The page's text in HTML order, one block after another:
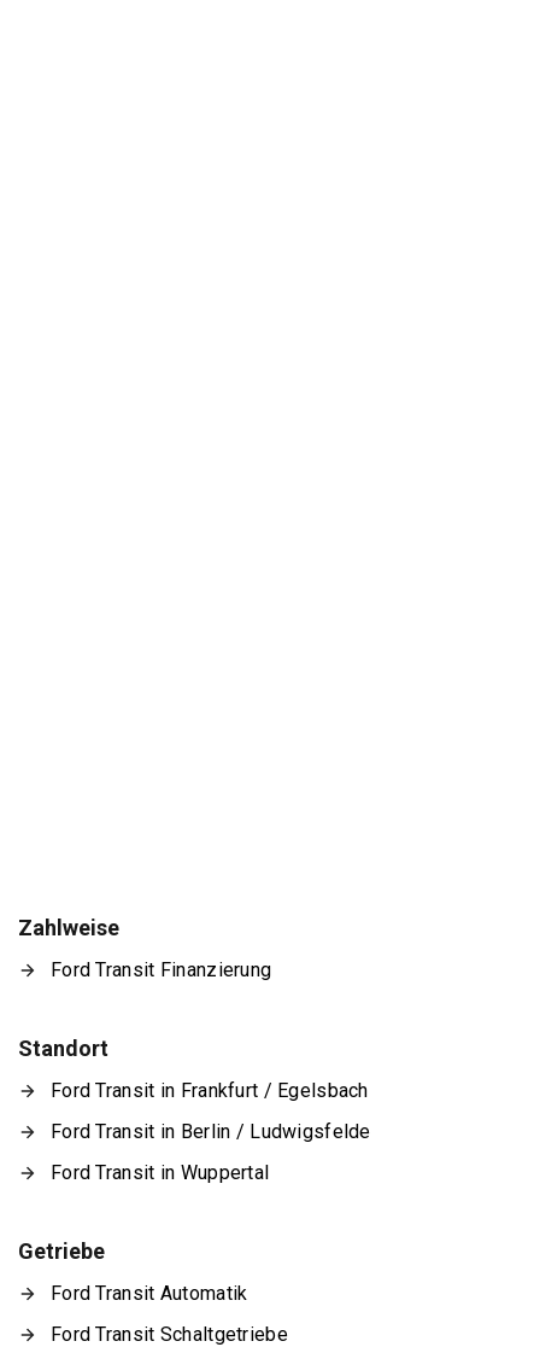
Zahlweise
Ford Transit Finanzierung
Standort
Ford Transit in Frankfurt / Egelsbach
Ford Transit in Berlin / Ludwigsfelde
Ford Transit in Wuppertal
Getriebe
Ford Transit Automatik
Ford Transit Schaltgetriebe